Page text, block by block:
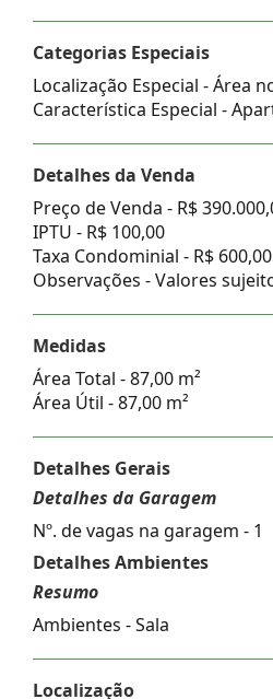
Categorias Especiais
Localização Especial - Área
Característica Especial -
Detalhes da Venda
Preço de Venda - R$
IPTU - R$ 100,00
Taxa Condominial - R$ 600,00
Observações - Valores
Medidas
Área Total - 87,00 m²
Área Útil - 87,00 m²
Detalhes Gerais
Detalhes da Garagem
Nº. de vagas na garagem - 1
Detalhes Ambientes
Resumo
Ambientes - Sala
Localização